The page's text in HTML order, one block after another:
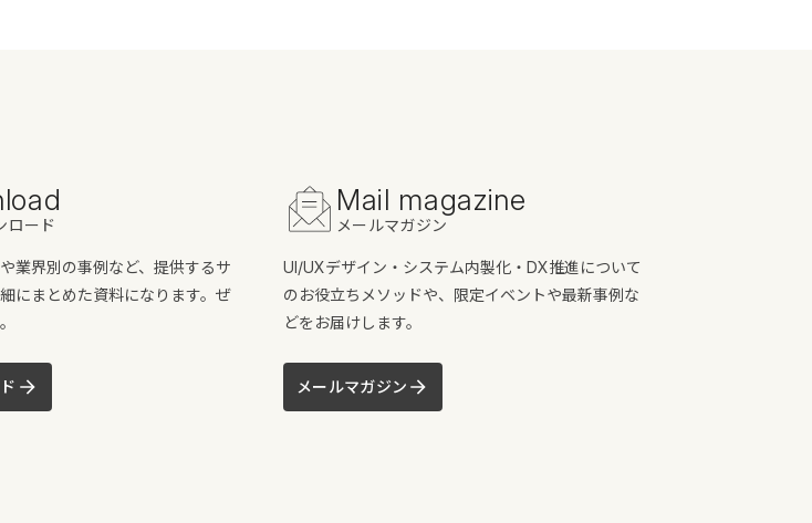
ロード
業界別の事例など、提供するサ
にまとめた資料になります。ぜ
Mail magazine
メールマガジン
UI/UXデザイン・システム内製化・DX推進について
のお役立ちメソッドや、限定イベントや最新事例な
どをお届けします。
メールマガジン